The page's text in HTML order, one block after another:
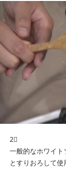
2⃣
一般的なホワイト
とすりおろして使